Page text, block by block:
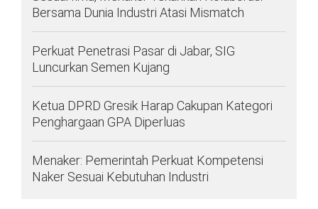
Bersama Dunia Industri Atasi Mismatch
Perkuat Penetrasi Pasar di Jabar, SIG
Luncurkan Semen Kujang
Ketua DPRD Gresik Harap Cakupan Kategori
Penghargaan GPA Diperluas
Menaker: Pemerintah Perkuat Kompetensi
Naker Sesuai Kebutuhan Industri